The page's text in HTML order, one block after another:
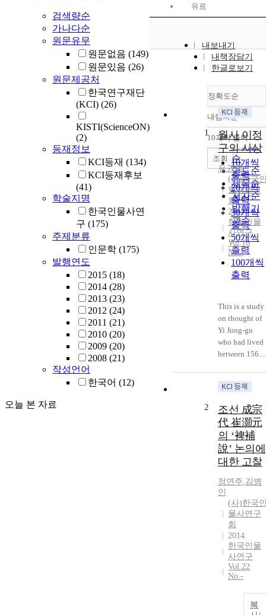
검색량순
가나다순
원문유무
원문없음 (149)
원문있음 (26)
원문제공처
한국연구재단
(KCI) (26)
KISTI(ScienceON)
(2)
등재정보
KCI등재 (134)
KCI등재후보
(41)
학술지명
한국인물사연
구 (175)
주제분류
인문학 (175)
발행연도
2015 (18)
2014 (28)
2013 (23)
2012 (24)
2011 (21)
2010 (20)
2009 (20)
2008 (21)
작성언어
한국어 (12)
오늘 본 자료
유료
내보내기
내책장담기
한글로보기
정확도순
정확도
순
인기도
순
연도순
제목순
저자순
발행기
관순
내림차순
내림차
10개씩 출력
10개씩
출력
20개씩
출력
30개씩
출력
50개씩
출력
100개씩
출력
조회
1
월사 이정
구의 사상
유권종
(사)한국
물사연구
회
2011
한국인물
사연구
Vol.16
No.-
This is a study
on thought of
Yi Jung-gu
who had lived
between 1564
any
approach had
not been tried,
but in the
sphere of
literature and
studies show
parts of his
whole idea and
thoughts. This
study is in
order to
broaden our
understanding
of his iddea
and thoughts.
The point of
2
조선 成宗
代 崔灝元
의 ‘裨補
說’ 논의에
대한 고찰
정연주,김병
인
(사)한국
물사연구
회
2014
한국인물
사연구
Vol.22
No.-
복